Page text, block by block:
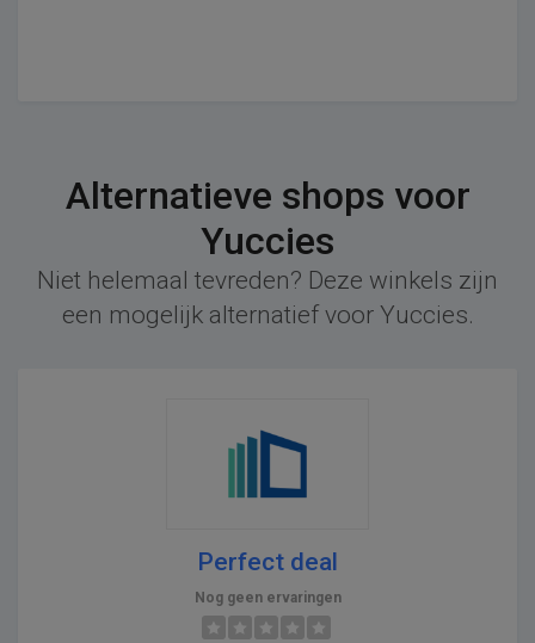
Alternatieve shops voor
Yuccies
Niet helemaal tevreden? Deze winkels zijn
een mogelijk alternatief voor Yuccies.
Perfect deal
Nog geen ervaringen